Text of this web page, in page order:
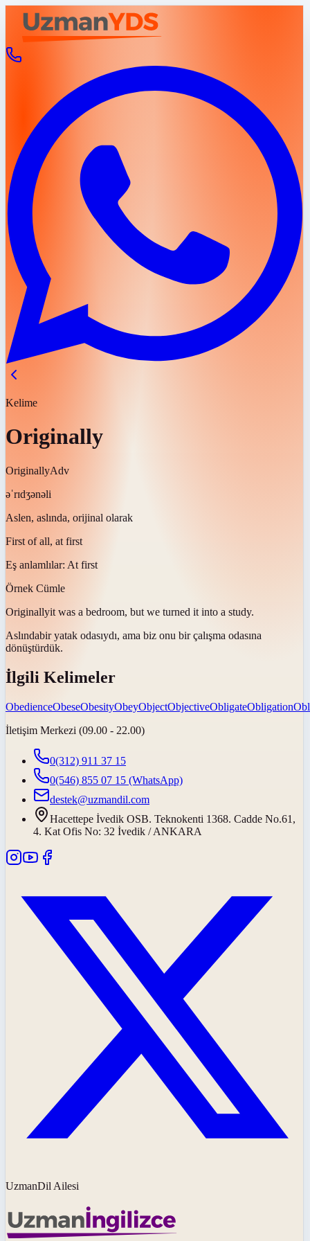
Kelime
Originally
OriginallyAdv
əˈrɪdʒənəli
Aslen, aslında, orijinal olarak
First of all, at first
Eş anlamlılar: At first
Örnek Cümle
Originallyit was a bedroom, but we turned it into a study.
Aslındabir yatak odasıydı, ama biz onu bir çalışma odasına
dönüştürdük.
İlgili Kelimeler
ObedienceObeseObesityObeyObjectObjectiveObligateObligation
İletişim Merkezi (09.00 - 22.00)
0(312) 911 37 15
0(546) 855 07 15 (WhatsApp)
destek@uzmandil.com
Hacettepe İvedik OSB. Teknokenti 1368. Cadde No.61,
4. Kat Ofis No: 32 İvedik / ANKARA
UzmanDil Ailesi